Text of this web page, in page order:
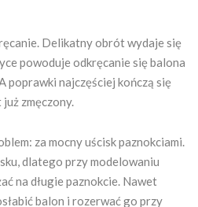
Delikatny obrót wydaje się
powoduje odkręcanie się balona
poprawki najczęściej kończą się
zmęczony.
za mocny uścisk paznokciami.
dlatego przy modelowaniu
na długie paznokcie. Nawet
balon i rozerwać go przy